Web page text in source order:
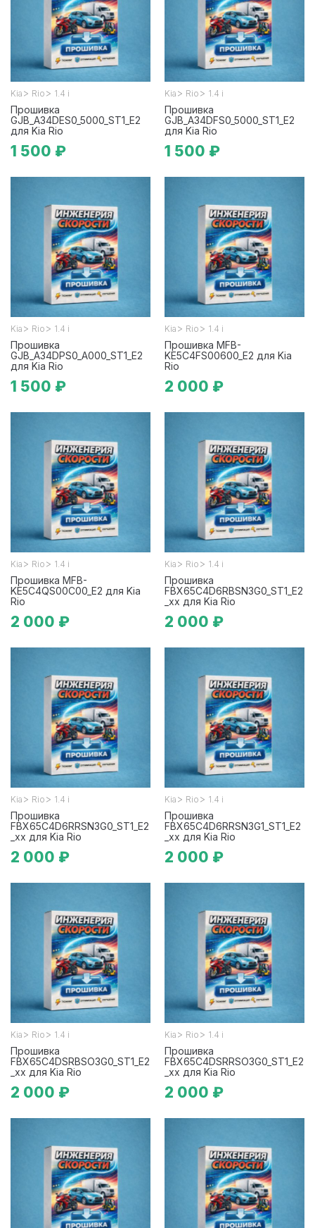
Kia > Rio > 1.4 i
Прошивка
GJB_A34DES0_5000_ST1_E2
для Kia Rio
1 500 ₽
Kia > Rio > 1.4 i
Прошивка
GJB_A34DFS0_5000_ST1_E2
для Kia Rio
1 500 ₽
Kia > Rio > 1.4 i
Прошивка
GJB_A34DPS0_A000_ST1_E2
для Kia Rio
1 500 ₽
Kia > Rio > 1.4 i
Прошивка MFB-
KE5C4FS00600_E2 для Kia
Rio
2 000 ₽
Kia > Rio > 1.4 i
Прошивка MFB-
KE5C4QS00C00_E2 для Kia
Rio
2 000 ₽
Kia > Rio > 1.4 i
Прошивка
FBX65C4D6RBSN3G0_ST1_E2
_xx для Kia Rio
2 000 ₽
Kia > Rio > 1.4 i
Прошивка
FBX65C4D6RRSN3G0_ST1_E2
_xx для Kia Rio
2 000 ₽
Kia > Rio > 1.4 i
Прошивка
FBX65C4D6RRSN3G1_ST1_E2
_xx для Kia Rio
2 000 ₽
Kia > Rio > 1.4 i
Прошивка
FBX65C4DSRBSO3G0_ST1_E2
_xx для Kia Rio
2 000 ₽
Kia > Rio > 1.4 i
Прошивка
FBX65C4DSRRSO3G0_ST1_E2
_xx для Kia Rio
2 000 ₽